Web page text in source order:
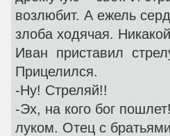
возлюбит. А ежель
злоба ходячая.
Иван приставил
Прицелился.
-Ну! Стреляй!!
-Эх, на кого бог
луком. Отец с